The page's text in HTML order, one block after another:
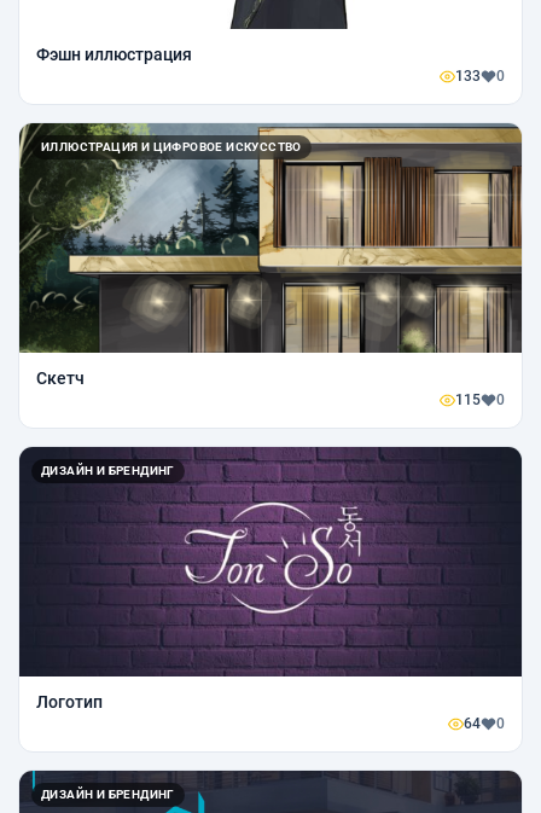
Фэшн иллюстрация
133 0
ИЛЛЮСТРАЦИЯ И ЦИФРОВОЕ ИСКУССТВО
Скетч
115 0
ДИЗАЙН И БРЕНДИНГ
Логотип
64 0
ДИЗАЙН И БРЕНДИНГ